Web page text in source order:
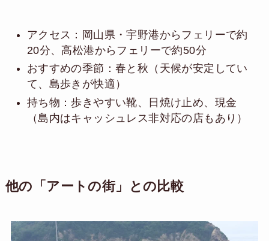
アクセス：岡山県・宇野港からフェリーで約
20分、高松港からフェリーで約50分
おすすめの季節：春と秋（天候が安定してい
て、島歩きが快適）
持ち物：歩きやすい靴、日焼け止め、現金
（島内はキャッシュレス非対応の店もあり）
他の「アートの街」との比較